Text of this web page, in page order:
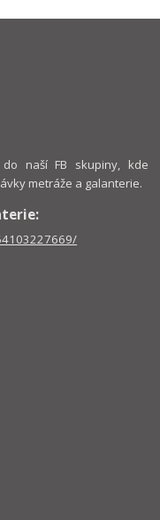
naší FB skupiny, kde
metráže a galanterie.